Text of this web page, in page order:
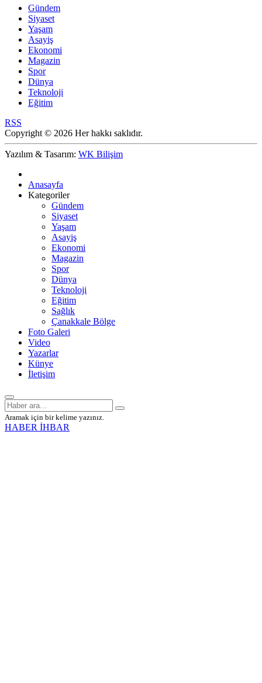
Gündem
Siyaset
Yaşam
Asayiş
Ekonomi
Magazin
Spor
Dünya
Teknoloji
Eğitim
RSS
Copyright © 2026 Her hakkı saklıdır.
Yazılım & Tasarım: WK Bilişim
Anasayfa
Kategoriler
Gündem
Siyaset
Yaşam
Asayiş
Ekonomi
Magazin
Spor
Dünya
Teknoloji
Eğitim
Sağlık
Çanakkale Bölge
Foto Galeri
Video
Yazarlar
Künye
İletişim
Aramak için bir kelime yazınız.
HABER İHBAR